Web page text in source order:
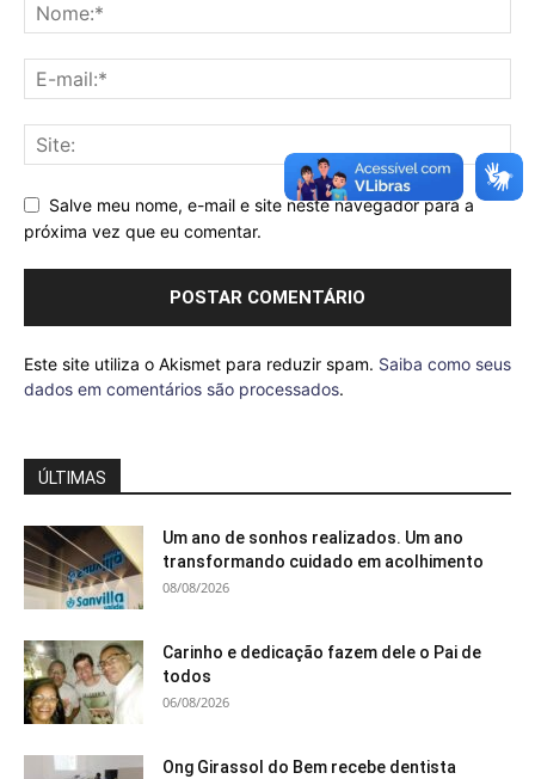
Salve meu nome, e-mail e site neste navegador para a
próxima vez que eu comentar.
Este site utiliza o Akismet para reduzir spam. Saiba como seus
dados em comentários são processados.
ÚLTIMAS
Um ano de sonhos realizados. Um ano
transformando cuidado em acolhimento
08/08/2026
Carinho e dedicação fazem dele o Pai de
todos
06/08/2026
Ong Girassol do Bem recebe dentista